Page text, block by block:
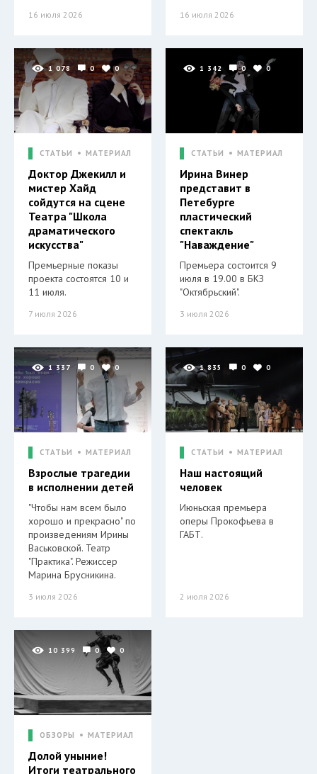
16 июля 2026 16 июля 2026
1 078 0 0
СТАТЬИ МАТЕРИАЛ
Доктор Джекилл и
мистер Хайд
сойдутся на сцене
Театра "Школа
драматического
искусства"
Премьерные показы
проекта состоятся 10 и
11 июля.
7 июля 2026
1 342 0 0
СТАТЬИ МАТЕРИАЛ
Ирина Винер
представит в
Петебурге
пластический
спектакль
"Наваждение"
Премьера состоится 9
июля в 19.00 в БКЗ
"Октябрьский".
3 июля 2026
1 337 0 0
СТАТЬИ МАТЕРИАЛ
Взрослые трагедии
в исполнении детей
"Чтобы нам всем было
хорошо и прекрасно" по
произведениям Ирины
Васьковской. Театр
"Практика". Режиссер
Марина Брусникина.
3 июля 2026
1 835 0 0
СТАТЬИ МАТЕРИАЛ
Наш настоящий
человек
Июньская премьера
оперы Прокофьева в
ГАБТ.
2 июля 2026
10 399 0 0
ОБЗОРЫ МАТЕРИАЛ
Долой уныние!
Итоги театрального